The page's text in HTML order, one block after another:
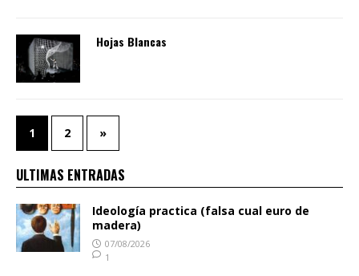
Hojas Blancas
1 2 »
ULTIMAS ENTRADAS
Ideología practica (falsa cual euro de
madera)
07/08/2026
1